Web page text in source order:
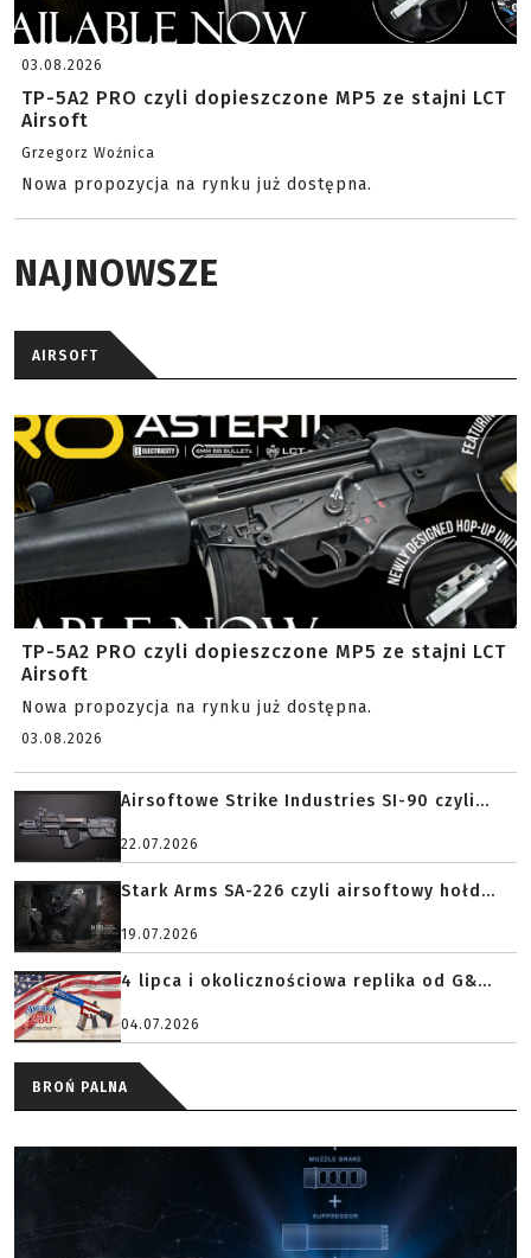
03.08.2026
TP-5A2 PRO czyli dopieszczone MP5 ze stajni LCT
Airsoft
Grzegorz Woźnica
Nowa propozycja na rynku już dostępna.
NAJNOWSZE
AIRSOFT
TP-5A2 PRO czyli dopieszczone MP5 ze stajni LCT
Airsoft
Nowa propozycja na rynku już dostępna.
03.08.2026
Airsoftowe Strike Industries SI-90 czyli...
22.07.2026
Stark Arms SA-226 czyli airsoftowy hołd...
19.07.2026
4 lipca i okolicznościowa replika od G&...
04.07.2026
BROŃ PALNA